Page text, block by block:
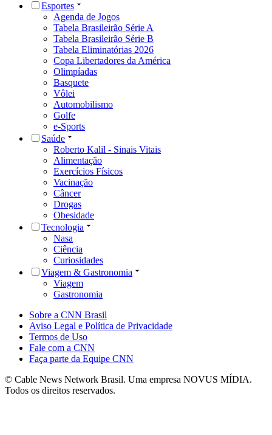
Esportes
Agenda de Jogos
Tabela Brasileirão Série A
Tabela Brasileirão Série B
Tabela Eliminatórias 2026
Copa Libertadores da América
Olimpíadas
Basquete
Vôlei
Automobilismo
Golfe
e-Sports
Saúde
Roberto Kalil - Sinais Vitais
Alimentação
Exercícios Físicos
Vacinação
Câncer
Drogas
Obesidade
Tecnologia
Nasa
Ciência
Curiosidades
Viagem & Gastronomia
Viagem
Gastronomia
Sobre a CNN Brasil
Aviso Legal e Política de Privacidade
Termos de Uso
Fale com a CNN
Faça parte da Equipe CNN
© Cable News Network Brasil. Uma empresa NOVUS MÍDIA.
Todos os direitos reservados.